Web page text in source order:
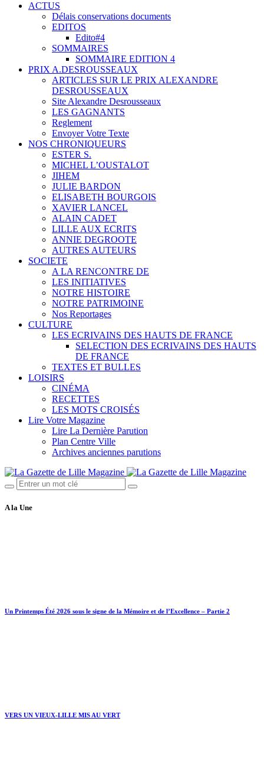
ACTUS
Délais conservations documents
EDITOS
Edito#4
SOMMAIRES
SOMMAIRE EDITION 4
PRIX A.DESROUSSEAUX
ARTICLES SUR LE PRIX ALEXANDRE
DESROUSSEAUX
Site Alexandre Desrousseaux
LES GAGNANTS
Reglement
Envoyer Votre Texte
NOS CHRONIQUEURS
ESTER S.
MICHEL L’OUSTALOT
JIHEM
JULIE BARDON
ELISABETH BOURGOIS
XAVIER LANCEL
ALAIN CADET
LILLE AUX ECRITS
ANNIE DEGROOTE
AUTRES AUTEURS
SOCIETE
A LA RENCONTRE DE
LES INITIATIVES
NOTRE HISTOIRE
NOTRE PATRIMOINE
Nos Reportages
CULTURE
LES ECRIVAINS DES HAUTS DE FRANCE
SELECTION DES ECRIVAINS DES HAUTS
DE FRANCE
TEXTES ET BULLES
LOISIRS
CINÉMA
RECETTES
LES MOTS CROISÉS
Lire Votre Magazine
Lire La Dernière Parution
Plan Centre Ville
Archives anciennes parutions
A la Une
Un Printemps Été 2026 sous le signe de la Mémoire et de l’Excellence – Partie 2
VERS UN VIEUX-LILLE MIS AU VERT